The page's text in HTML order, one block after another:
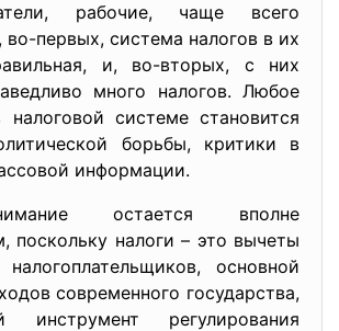
рабочие, чаще всего
во-первых, система налогов в их
и, во-вторых, с них
много налогов. Любое
налоговой системе становится
борьбы, критики в
информации.
остается вполне
поскольку налоги – это вычеты
основной
современного государства,
инструмент регулирования